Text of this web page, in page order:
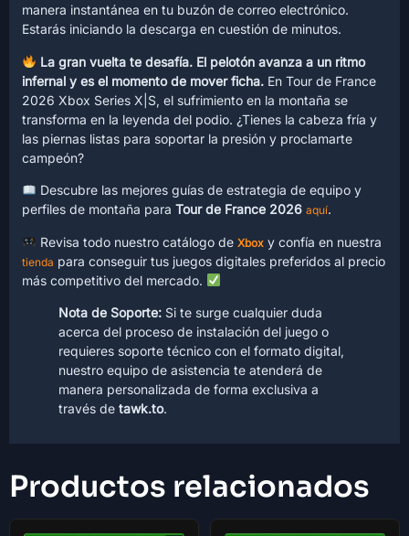
manera instantánea en tu buzón de correo electrónico.
Estarás iniciando la descarga en cuestión de minutos.
La gran vuelta te desafía. El pelotón avanza a un ritmo
infernal y es el momento de mover ficha. En Tour de France
2026 Xbox Series X|S, el sufrimiento en la montaña se
transforma en la leyenda del podio. ¿Tienes la cabeza fría y
las piernas listas para soportar la presión y proclamarte
campeón?
Descubre las mejores guías de estrategia de equipo y
perfiles de montaña para Tour de France 2026 aquí.
Revisa todo nuestro catálogo de Xboxy confía en nuestra
tienda para conseguir tus juegos digitales preferidos al precio
más competitivo del mercado.
Nota de Soporte: Si te surge cualquier duda
acerca del proceso de instalación del juego o
requieres soporte técnico con el formato digital,
nuestro equipo de asistencia te atenderá de
manera personalizada de forma exclusiva a
través de tawk.to.
Productos relacionados